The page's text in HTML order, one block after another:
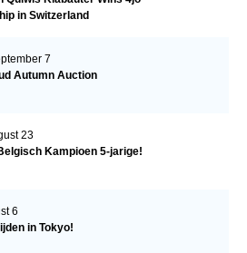
in Switzerland
7
Autumn Auction
23
Kampioen 5-jarige!
6
in Tokyo!